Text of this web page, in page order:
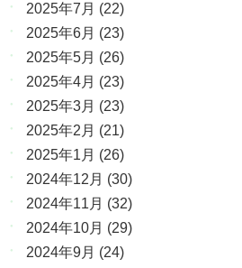
2025年7月 (22)
2025年6月 (23)
2025年5月 (26)
2025年4月 (23)
2025年3月 (23)
2025年2月 (21)
2025年1月 (26)
2024年12月 (30)
2024年11月 (32)
2024年10月 (29)
2024年9月 (24)